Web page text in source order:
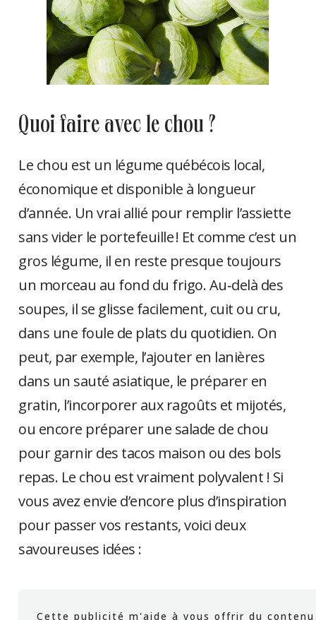
quoi faire avec le chou ?
Le chou est un légume québécois local,
économique et disponible à longueur
d’année. Un vrai allié pour remplir l’assiette
sans vider le portefeuille ! Et comme c’est un
gros légume, il en reste presque toujours
un morceau au fond du frigo. Au‑delà des
soupes, il se glisse facilement, cuit ou cru,
dans une foule de plats du quotidien. On
peut, par exemple, l’ajouter en lanières
dans un sauté asiatique, le préparer en
gratin, l’incorporer aux ragoûts et mijotés,
ou encore préparer une salade de chou
pour garnir des tacos maison ou des bols
repas. Le chou est vraiment polyvalent ! Si
vous avez envie d’encore plus d’inspiration
pour passer vos restants, voici deux
savoureuses idées :